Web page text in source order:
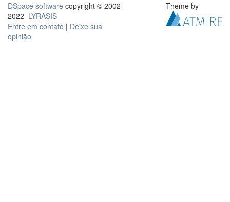
DSpace software copyright © 2002-
2022 LYRASIS
Entre em contato | Deixe sua
opinião
Theme by